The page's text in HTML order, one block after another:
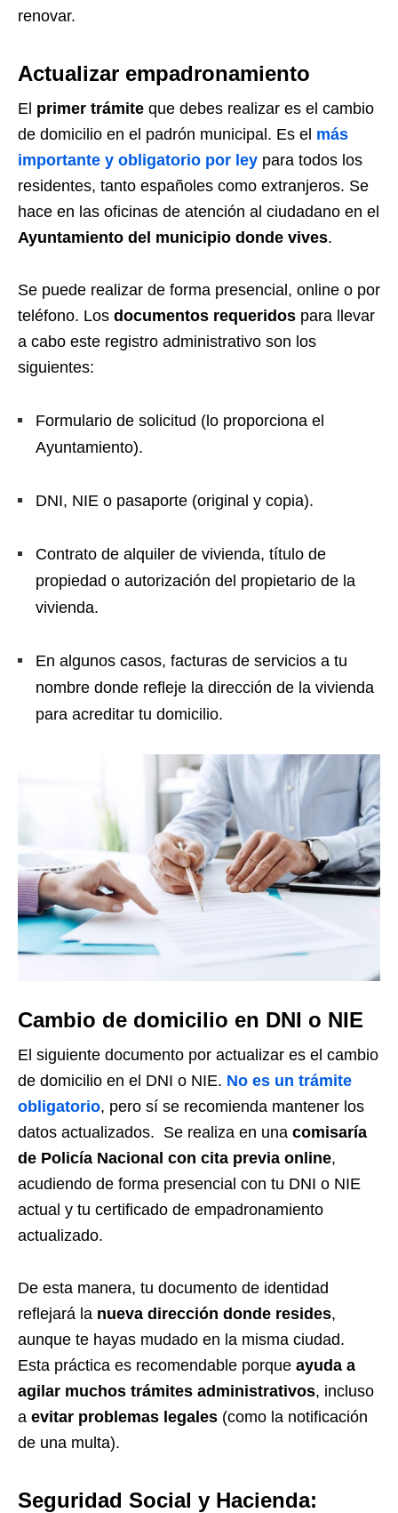
renovar.
Actualizar empadronamiento
El primer trámite que debes realizar es el cambio
de domicilio en el padrón municipal. Es el más
importante y obligatorio por ley para todos los
residentes, tanto españoles como extranjeros. Se
hace en las oficinas de atención al ciudadano en el
Ayuntamiento del municipio donde vives.
Se puede realizar de forma presencial, online o por
teléfono. Los documentos requeridos para llevar
a cabo este registro administrativo son los
siguientes:
Formulario de solicitud (lo proporciona el
Ayuntamiento).
DNI, NIE o pasaporte (original y copia).
Contrato de alquiler de vivienda, título de
propiedad o autorización del propietario de la
vivienda.
En algunos casos, facturas de servicios a tu
nombre donde refleje la dirección de la vivienda
para acreditar tu domicilio.
Cambio de domicilio en DNI o NIE
El siguiente documento por actualizar es el cambio
de domicilio en el DNI o NIE. No es un trámite
obligatorio, pero sí se recomienda mantener los
datos actualizados. Se realiza en una comisaría
de Policía Nacional con cita previa online,
acudiendo de forma presencial con tu DNI o NIE
actual y tu certificado de empadronamiento
actualizado.
De esta manera, tu documento de identidad
reflejará la nueva dirección donde resides,
aunque te hayas mudado en la misma ciudad.
Esta práctica es recomendable porque ayuda a
agilar muchos trámites administrativos, incluso
a evitar problemas legales (como la notificación
de una multa).
Seguridad Social y Hacienda: